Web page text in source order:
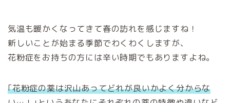
気温も暖かくなってきて春の訪れを感じますね！
新しいことが始まる季節でわくわくしますが、
花粉症をお持ちの方には辛い時期でもありますよね。
｢花粉症の薬は沢山あってどれが良いかよく分からな